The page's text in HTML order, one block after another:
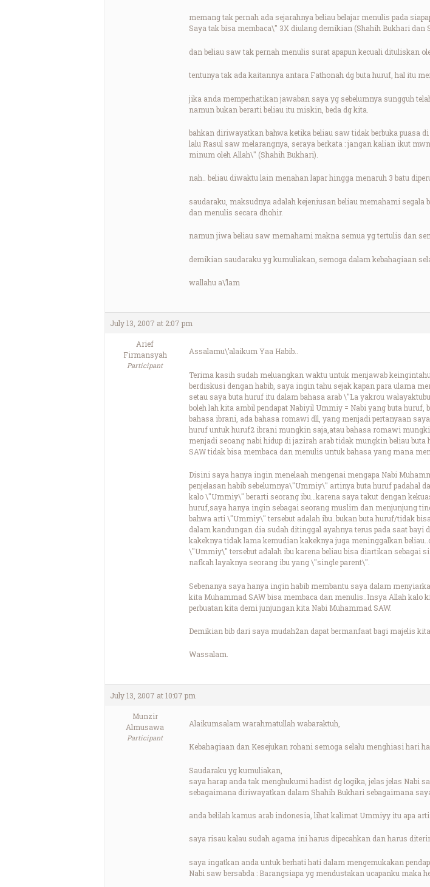
memang tak pernah ada sejarahnya beliau belajar menulis pada
Saya tak bisa membaca\" 3X diulang demikian (Shahih Bukhari dan
dan beliau saw tak pernah menulis surat apapun kecuali dituliskan
tentunya tak ada kaitannya antara Fathonah dg buta huruf, hal itu
jika anda memperhatikan jawaban saya yg sebelumnya sungguh
namun bukan berarti beliau itu miskin, beda dg kita.
bahkan diriwayatkan bahwa ketika beliau saw tidak berbuka puasa
lalu Rasul saw melarangnya, seraya berkata : jangan kalian ikut
minum oleh Allah\" (Shahih Bukhari).
nah.. beliau diwaktu lain menahan lapar hingga menaruh 3 batu
saudaraku, maksudnya adalah kejeniusan beliau memahami
dan menulis secara dhohir.
namun jiwa beliau saw memahami makna semua yg tertulis dan
demikian saudaraku yg kumuliakan, semoga dalam kebahagiaan
wallahu a\’lam
July 13, 2007 at 2:07 pm
Arief
Firmansyah
Participant
Assalamu\’alaikum Yaa Habib..
Terima kasih sudah meluangkan waktu untuk menjawab
berdiskusi dengan habib, saya ingin tahu sejak kapan para ulama
setau saya buta huruf itu dalam bahasa arab \"La yakrou
boleh lah kita ambil pendapat Nabiyil Ummiy = Nabi yang buta
bahasa ibrani, ada bahasa romawi dll, yang menjadi pertanyaan
huruf untuk huruf2 ibrani mungkin saja,atau bahasa romawi
menjadi seoang nabi hidup di jazirah arab tidak mungkin beliau
SAW tidak bisa membaca dan menulis untuk bahasa yang mana
Disini saya hanya ingin menelaah mengenai mengapa Nabi
penjelasan habib sebelumnya\"Ummiy\" artinya buta huruf padahal
kalo \"Ummiy\" berarti seorang ibu…karena saya takut dengan
huruf,saya hanya ingin sebagai seorang muslim dan menjunjung
bahwa arti \"Ummiy\" tersebut adalah ibu..bukan buta huruf/tidak
dalam kandungan dia sudah ditinggal ayahnya terus pada saat bayi
kakeknya tidak lama kemudian kakeknya juga meninggalkan
\"Ummiy\" tersebut adalah ibu karena beliau bisa diartikan sebagai
nafkah layaknya seorang ibu yang \"single parent\".
Sebenanya saya hanya ingin habib membantu saya dalam
kita Muhammad SAW bisa membaca dan menulis..Insya Allah
perbuatan kita demi junjungan kita Nabi Muhammad SAW.
Demikian bib dari saya mudah2an dapat bermanfaat bagi majelis
Wassalam.
July 13, 2007 at 10:07 pm
Munzir
Almusawa
Participant
Alaikumsalam warahmatullah wabaraktuh,
Kebahagiaan dan Kesejukan rohani semoga selalu menghiasi hari
Saudaraku yg kumuliakan,
saya harap anda tak menghukumi hadist dg logika, jelas jelas Nabi
sebagaimana diriwayatkan dalam Shahih Bukhari sebagaimana
anda belilah kamus arab indonesia, lihat kalimat Ummiyy itu apa
saya risau kalau sudah agama ini harus dipecahkan dan harus
saya ingatkan anda untuk berhati hati dalam mengemukakan
Nabi saw bersabda : Barangsiapa yg mendustakan ucapanku maka